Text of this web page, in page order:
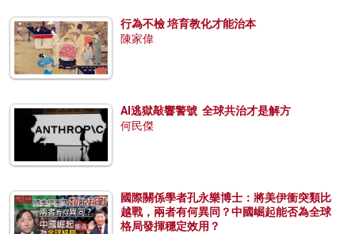
行為不檢 培育教化才能治本
陳家偉
AI逃獄敲響警號 全球共治才是解方
何民傑
國際關係學者孔永樂博士：將美伊衝突類比
越戰，兩者有何異同？中國崛起能否為全球
格局發揮穩定效用？